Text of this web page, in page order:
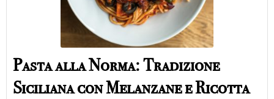
Pasta alla Norma: Tradizione
Siciliana con Melanzane e Ricotta